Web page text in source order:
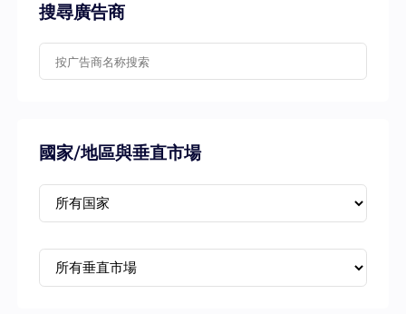
搜尋廣告商
國家/地區與垂直市場